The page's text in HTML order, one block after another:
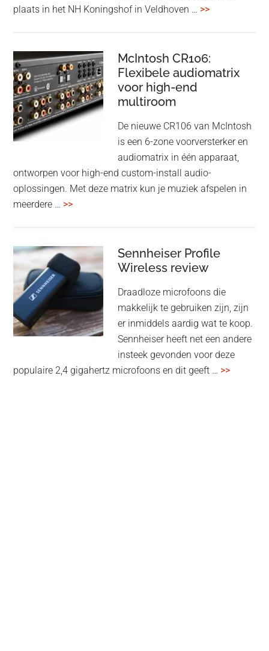
titanium
Adaptive
noise
cancelling
plaats in het NH Koningshof in Veldhoven … >>overDutch
–
4
McIntosh CR106:
Flexibele audiomatrix
voor high-end
multiroom
De nieuwe CR106 van McIntosh
is een 6-zone voorversterker en
audiomatrix in één apparaat,
ontworpen voor high-end custom-install audio-
oplossingen. Met deze matrix kun je muziek afspelen in
meerdere … >>overMcIntosh
audiomatrix
voor
high-
end
multiroom
Sennheiser Profile
Wireless review
Draadloze microfoons die
makkelijk te gebruiken zijn, zijn
er inmiddels aardig wat te koop.
Sennheiser heeft net een andere
insteek gevonden voor deze
populaire 2,4 gigahertz microfoons en dit geeft … >>